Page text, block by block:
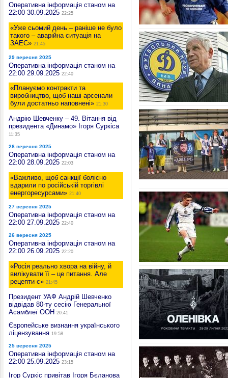
Оперативна інформація станом на
22:00 30.09.2025 22:25
«Уже сьомий день – раніше не було
такого – аварійна ситуація на
ЗАЕС» 21:45
29 вересня 2025
Оперативна інформація станом на
22:00 29.09.2025 22:40
«Плануємо контракти та
виробництво, щоб наші арсенали
були достатньо наповнені» 21:30
Андрію Шевченку – 49. Вітання від
президента «Динамо» Ігоря Суркіса
11:35
28 вересня 2025
Оперативна інформація станом на
22:00 28.09.2025 22:03
«Важливо, щоб санкції болісно
вдарили по російській торгівлі
енергоресурсами» 21:40
27 вересня 2025
Оперативна інформація станом на
22:00 27.09.2025 22:40
26 вересня 2025
Оперативна інформація станом на
22:00 26.09.2025 22:20
«Росія реально хвора на війну, й
вилікувати її – це питання. Але
рецепти є» 21:45
Президент УАФ Андрій Шевченко
відвідав 80-ту сесію Генеральної
Асамблеї ООН 20:41
Європейське визнання українського
ліцензування 19:58
25 вересня 2025
Оперативна інформація станом на
22:00 25.09.2025 23:15
Ігор Суркіс привітав Ігоря Бєланова